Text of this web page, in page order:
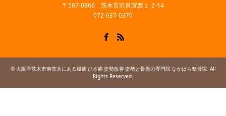
〒567-0868 茨木市沢良宜西１-2-14
072-637-0370
© 大阪府茨木市南茨木にある腰痛 ひざ痛 姿勢改善 姿勢と骨盤の専門院 なかはら整骨院. All
Rights Reserved.